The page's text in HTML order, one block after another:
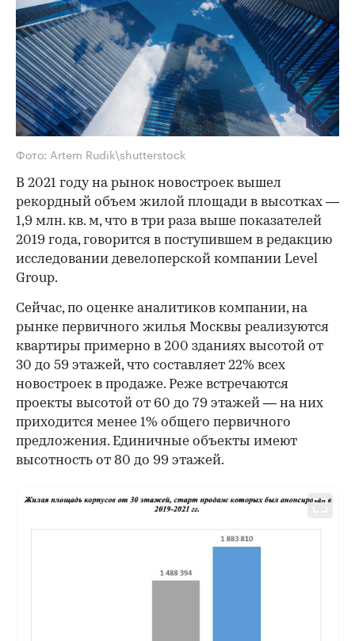
Фото: Artem Rudik\shutterstock
В 2021 году на рынок новостроек вышел
рекордный объем жилой площади в высотках —
1,9 млн. кв. м, что в три раза выше показателей
2019 года, говорится в поступившем в редакцию
исследовании девелоперской компании Level
Group.
Сейчас, по оценке аналитиков компании, на
рынке первичного жилья Москвы реализуются
квартиры примерно в 200 зданиях высотой от
30 до 59 этажей, что составляет 22% всех
новостроек в продаже. Реже встречаются
проекты высотой от 60 до 79 этажей — на них
приходится менее 1% общего первичного
предложения. Единичные объекты имеют
высотность от 80 до 99 этажей.